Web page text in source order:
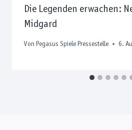
Die Legenden erwachen:
Midgard
Von Pegasus Spiele Pressestelle 6.